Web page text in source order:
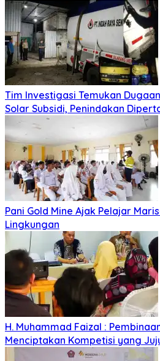
Tim Investigasi Temukan
Solar Subsidi, Penindakan
Pani Gold Mine Ajak Pelajar
Lingkungan
H. Muhammad Faizal :
Menciptakan Kompetisi yang